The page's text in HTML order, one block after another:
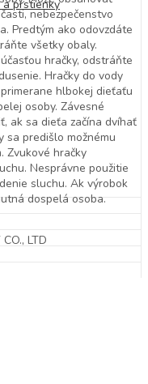
a prstienky
nebezpečenstvo
Predtým ako odovzdáte
všetky obaly.
hračky, odstráňte
Hračky do vody
hlbokej dieťaťu
osoby. Závesné
ak sa dieťa začína dvíhať
sa predišlo možnému
Zvukové hračky
Nesprávne použitie
sluchu. Ak výrobok
dospelá osoba.
LTD